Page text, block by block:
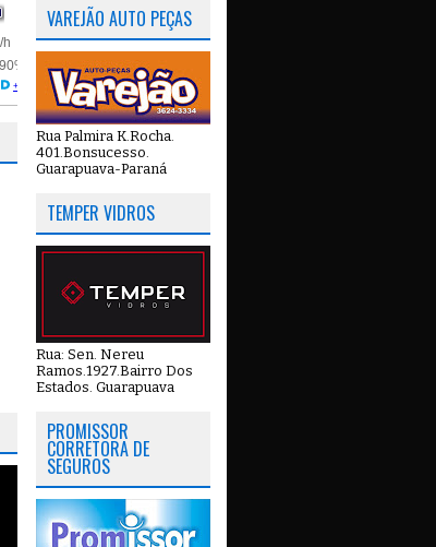
VAREJÃO AUTO PEÇAS
Rua Palmira K.Rocha.
401.Bonsucesso.
Guarapuava-Paraná
TEMPER VIDROS
Rua: Sen. Nereu
Ramos.1927.Bairro Dos
Estados. Guarapuava
PROMISSOR
CORRETORA DE
SEGUROS